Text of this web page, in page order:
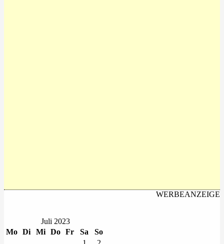
WERBEANZEIGE
Juli 2023
Mo Di Mi Do Fr Sa
So